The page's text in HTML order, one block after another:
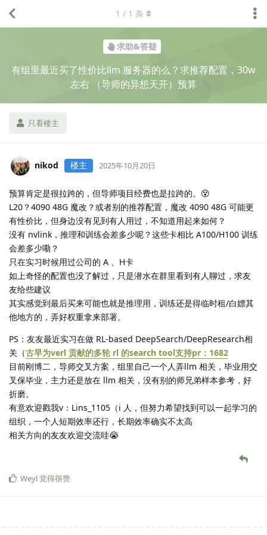
求助&答疑
有组里最近买了性价比llm 服务器的么？求推荐配置，30w
左右 （导师的异想天开）预算
只看楼主
1 / 1 条
nikod 楼主 2025年10月20日
预算肯定是很拉跨的，但导师项目经费也是拉跨的。😵
L20？4090 48G 魔改？或者别的推荐配置，魔改 4090 48G 可能更
有性价比，但身边没有见到有人用过，不知道用起来如何？
没有 nvlink，推理和训练会差多少呢？这些卡相比 A100/H100 训练
会差多少嘞？
只在实习时候用过公司的 A 、H卡
如上奇怪的配置也没了解过，只是潜水在群里看到有人聊过，求友
友给些建议
其实感觉到最后买来可能也就是推理用，训练还是得临时租/白嫖其
他地方的，弄好权重拿来部署。
PS：友友最近实习在做 RL-based DeepSearch/DeepResearch相
关（古早为verl 贡献的多轮 rl 的search tool支持pr：1682
目前刚博二，导师交叉方案，组里自己一个人弄llm 相关，毕业用交
叉保毕业，主力还是放在 llm 相关，没有别的师兄弟样本参考，好
折磨。
有意欢迎戳我v：Lins_1105（i 人，但努力希望找到可以一起学习的
组织，一个人短期效率还行，长期效率确实不太高
相关方向的友友欢迎交流哇😭
Weyl觉得很赞